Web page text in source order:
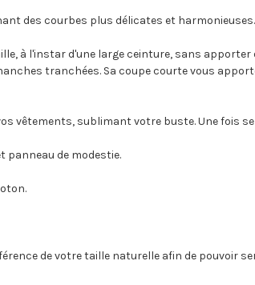
des courbes plus délicates et harmonieuses.
à l'instar d'une large ceinture, sans
tranchées. Sa coupe courte vous
vêtements, sublimant votre buste. Une fois
panneau de modestie.
de votre taille naturelle afin de pouvoir